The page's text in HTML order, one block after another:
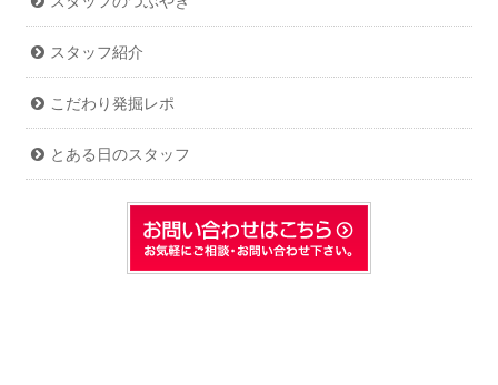
スタッフ紹介
こだわり発掘レポ
とある日のスタッフ